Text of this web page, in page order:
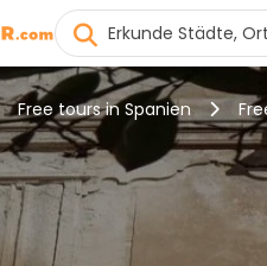
Free tours in Spanien